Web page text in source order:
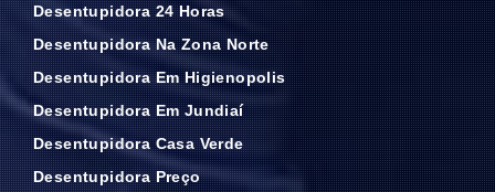
Desentupidora 24 Horas
Desentupidora Na Zona Norte
Desentupidora Em Higienopolis
Desentupidora Em Jundiaí
Desentupidora Casa Verde
Desentupidora Preço